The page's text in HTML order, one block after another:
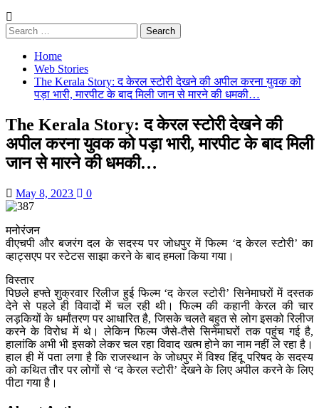
Search
for:
Home
Web Stories
The Kerala Story: द केरल स्टोरी देखने की अपील करना युवक को
पड़ा भारी, मारपीट के बाद मिली जान से मारने की धमकी…
The Kerala Story: द केरल स्टोरी देखने की
अपील करना युवक को पड़ा भारी, मारपीट के बाद मिली
जान से मारने की धमकी…
May 8, 2023 0
मनोरंजन
वीएचपी और बजरंग दल के सदस्य पर जोधपुर में फिल्म ‘द केरल स्टोरी’ का
व्हाट्सएप पर स्टेटस साझा करने के बाद हमला किया गया।
विस्तार
पिछले हफ्ते शुक्रवार रिलीज हुई फिल्म ‘द केरल स्टोरी’ सिनेमाघरों में दस्तक
देने से पहले ही विवादों में चल रही थी। फिल्म की कहानी केरल की चार
लड़कियों के धर्मांतरण पर आधारित है, जिसके चलते बहुत से लोग इसको रिलीज
करने के विरोध में थे। लेकिन फिल्म जैसे-तैसे सिनेमाघरों तक पहुंच गई है,
हालांकि अभी भी इसको लेकर चल रहा विवाद खत्म होने का नाम नहीं ले रहा है।
हाल ही में पता लगा है कि राजस्थान के जोधपुर में विश्व हिंदू परिषद के सदस्य
को कथित तौर पर लोगों से ‘द केरल स्टोरी’ देखने के लिए अपील करने के लिए
पीटा गया है।